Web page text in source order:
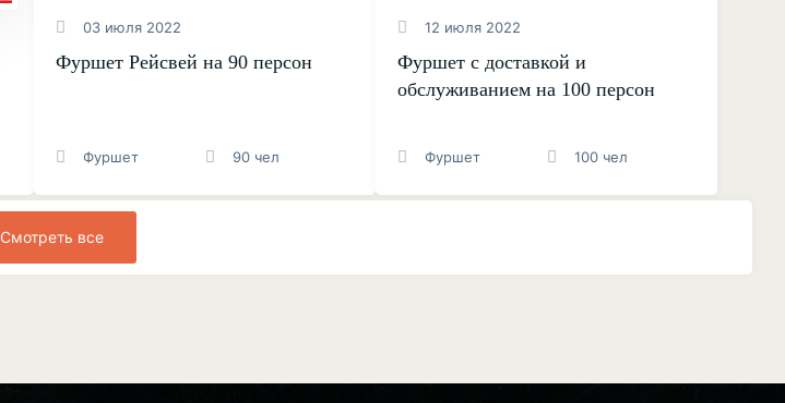
03 июля 2022
Фуршет Рейсвей на 90 персон
Фуршет 90 чел
12 июля 2022
Фуршет с доставкой и
обслуживанием на 100 персон
Фуршет 100 чел
Смотреть все